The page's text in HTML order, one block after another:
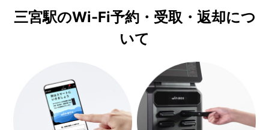
三宮駅のWi-Fi予約・受取・返却につ
いて